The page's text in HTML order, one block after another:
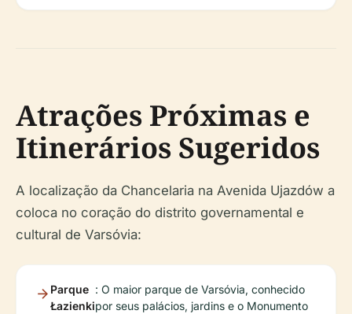
Atrações Próximas e
Itinerários Sugeridos
A localização da Chancelaria na Avenida Ujazdów a
coloca no coração do distrito governamental e
cultural de Varsóvia:
Parque
Łazienki
: O maior parque de Varsóvia, conhecido
por seus palácios, jardins e o Monumento